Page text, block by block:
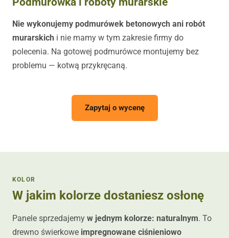
Nie wykonujemy podmurówek betonowych ani robót
murarskich i nie mamy w tym zakresie firmy do
polecenia. Na gotowej podmurówce montujemy bez
problemu — kotwą przykręcaną.
Zapytaj o wycenę
KOLOR
W jakim kolorze dostaniesz osłonę
Panele sprzedajemy w jednym kolorze: naturalnym. To
drewno świerkowe impregnowane ciśnieniowo